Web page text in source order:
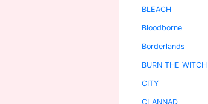
BLEACH
Bloodborne
Borderlands
BURN THE WITCH
CITY
CLANNAD